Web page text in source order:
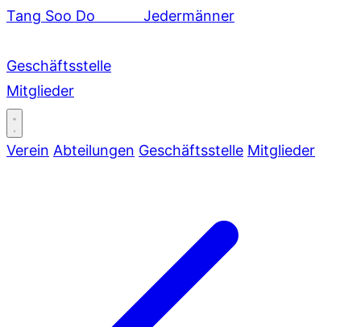
Tang Soo Do
Jedermänner
Geschäftsstelle
Mitglieder
Verein Abteilungen Geschäftsstelle Mitglieder